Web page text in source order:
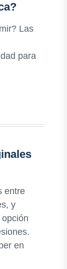
Las
para
entre
y
en